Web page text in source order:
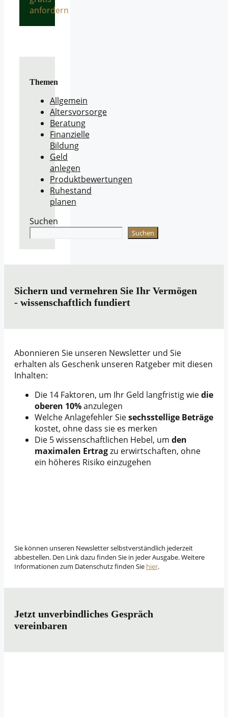
anfordern
Themen
Allgemein
Altersvorsorge
Beratung
Finanzielle
Bildung
Geld
anlegen
Produktbewertungen
Ruhestand
planen
Suchen
Suchen
Sichern und vermehren Sie Ihr Vermögen
- wissenschaftlich fundiert
Abonnieren Sie unseren Newsletter und Sie
erhalten als Geschenk unseren Ratgeber mit diesen
Inhalten:
Die 14 Faktoren, um Ihr Geld langfristig wiedie
oberen 10%anzulegen
Welche Anlagefehler Siesechsstellige Beträge
kostet, ohne dass sie es merken
Die 5 wissenschaftlichen Hebel, um den
maximalen Ertragzu erwirtschaften, ohne
ein höheres Risiko einzugehen
Sie können unseren Newsletter selbstverständlich jederzeit
abbestellen. Den Link dazu finden Sie in jeder Ausgabe. Weitere
Informationen zum Datenschutz finden Sie hier.
Jetzt unverbindliches Gespräch
vereinbaren